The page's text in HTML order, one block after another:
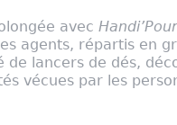
avec
agents, répartis en
lancers de dés,
vécues par les